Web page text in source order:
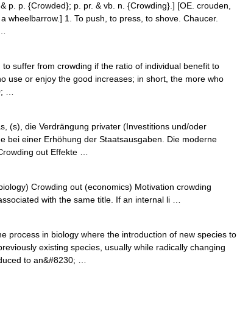
p. p. {Crowded}; p. pr. & vb. n. {Crowding}.] [OE. crouden,
wheelbarrow.] 1. To push, to press, to shove. Chaucer.
suffer from crowding if the ratio of individual benefit to
use or enjoy the good increases; in short, the more who
…
(s), die Verdrängung privater (Investitions und/oder
bei einer Erhöhung der Staatsausgaben. Die moderne
out Effekte …
Crowding out (economics) Motivation crowding
with the same title. If an internal li …
process in biology where the introduction of new species to
existing species, usually while radically changing
to an&#8230; …